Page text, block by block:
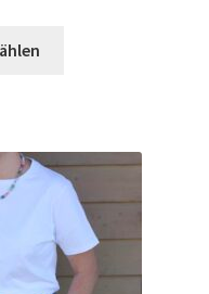
auf.
Die
Optionen
können
auf